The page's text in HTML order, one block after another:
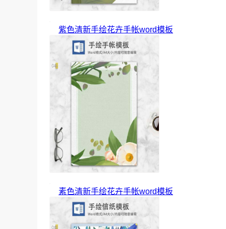
紫色清新手绘花卉手帐word模板
素色清新手绘花卉手帐word模板